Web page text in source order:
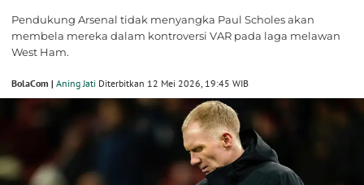
Pendukung Arsenal tidak menyangka Paul Scholes akan
membela mereka dalam kontroversi VAR pada laga melawan
West Ham.
BolaCom | Aning Jati Diterbitkan 12 Mei 2026, 19:45 WIB